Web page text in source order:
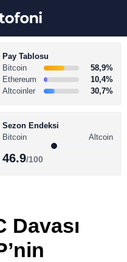
Youtube
TikTok
Pay Tablosu
Bitcoin
58,9%
Ethereum
10,4%
Altcoinler
30,7%
Sezon Endeksi
Bitcoin
Altcoin
46.9/100
Davası